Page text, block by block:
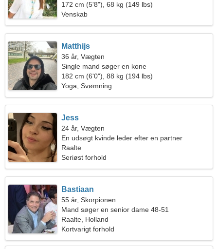
172 cm (5'8"), 68 kg (149 lbs)
Venskab
Matthijs
36 år, Vægten
Single mand søger en kone
182 cm (6'0"), 88 kg (194 lbs)
Yoga, Svømning
Jess
24 år, Vægten
En udsøgt kvinde leder efter en partner
Raalte
Seriøst forhold
Bastiaan
55 år, Skorpionen
Mand søger en senior dame 48-51
Raalte, Holland
Kortvarigt forhold